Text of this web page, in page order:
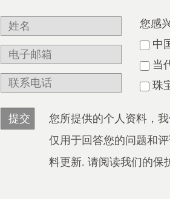
您感
中
当
珠
您所提供的个人资料，我
仅用于回答您的问题和
料更新. 请阅读我们的保